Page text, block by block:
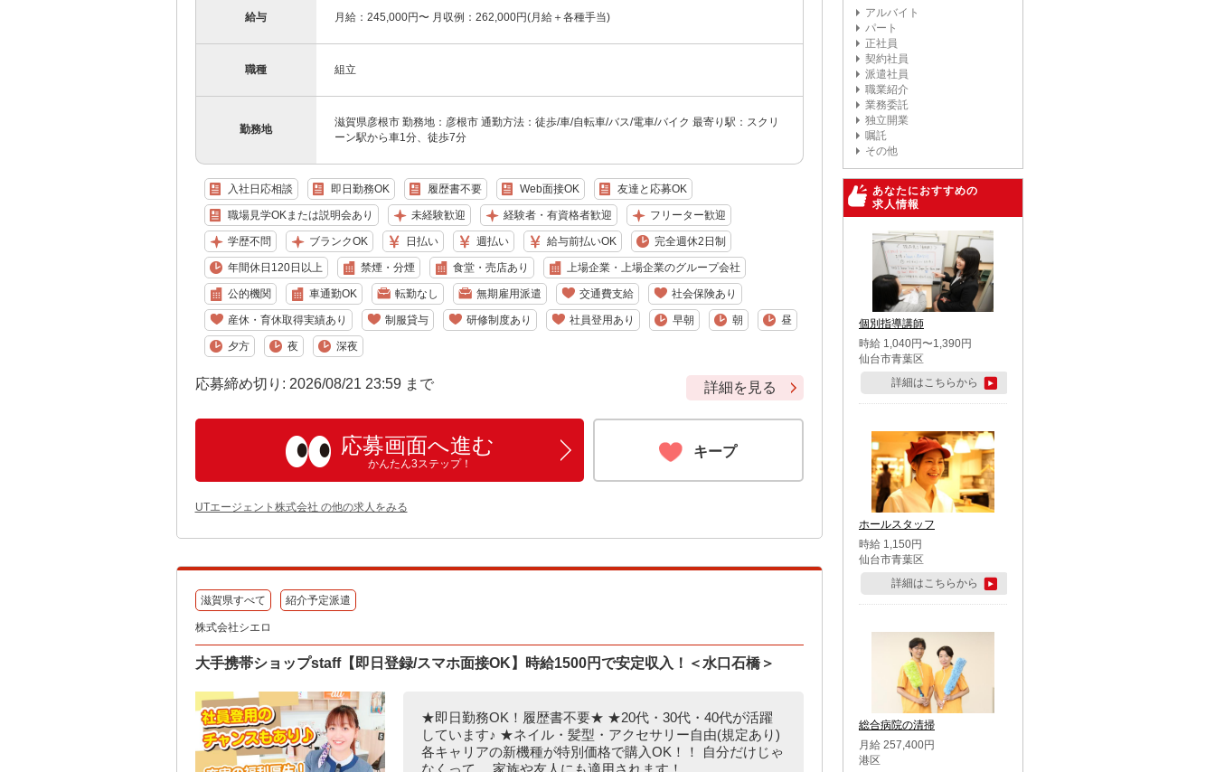
給与 月給：245,000円〜 月収例：262,000円(月給＋各種手当)
職種 組立
勤務地
滋賀県彦根市 勤務地：彦根市 通勤方法：徒歩/車/自転車/バス/電車/バイク 最寄り駅：スクリ
ーン駅から車1分、徒歩7分
入社日応相談 即日勤務OK 履歴書不要 Web面接OK 友達と応募OK
職場見学OKまたは説明会あり 未経験歓迎 経験者・有資格者歓迎 フリーター歓迎
学歴不問 ブランクOK 日払い 週払い 給与前払いOK 完全週休2日制
年間休日120日以上 禁煙・分煙 食堂・売店あり 上場企業・上場企業のグループ会社
公的機関 車通勤OK 転勤なし 無期雇用派遣 交通費支給 社会保険あり
産休・育休取得実績あり 制服貸与 研修制度あり 社員登用あり 早朝 朝 昼
夕方 夜 深夜
応募締め切り: 2026/08/21 23:59 まで 詳細を見る
応募画面へ進む
かんたん3ステップ！
キープ
UTエージェント株式会社 の他の求人をみる
滋賀県すべて 紹介予定派遣
株式会社シエロ
大手携帯ショップstaff【即日登録/スマホ面接OK】時給1500円で安定収入！＜水口石橋＞
★即日勤務OK！履歴書不要★ ★20代・30代・40代が活躍
しています♪ ★ネイル・髪型・アクセサリー自由(規定あり)
各キャリアの新機種が特別価格で購入OK！！ 自分だけじゃ
なくって、 家族や友人にも適用されます！...
アルバイト
パート
正社員
契約社員
派遣社員
職業紹介
業務委託
独立開業
嘱託
その他
あなたにおすすめの
求人情報
個別指導講師
時給 1,040円〜1,390円
仙台市青葉区
詳細はこちらから
ホールスタッフ
時給 1,150円
仙台市青葉区
詳細はこちらから
総合病院の清掃
月給 257,400円
港区